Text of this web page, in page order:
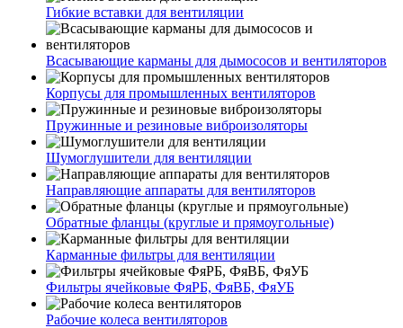
Гибкие вставки для вентиляции
Всасывающие карманы для дымососов и вентиляторов
Корпусы для промышленных вентиляторов
Пружинные и резиновые виброизоляторы
Шумоглушители для вентиляции
Направляющие аппараты для вентиляторов
Обратные фланцы (круглые и прямоугольные)
Карманные фильтры для вентиляции
Фильтры ячейковые ФяРБ, ФяВБ, ФяУБ
Рабочие колеса вентиляторов